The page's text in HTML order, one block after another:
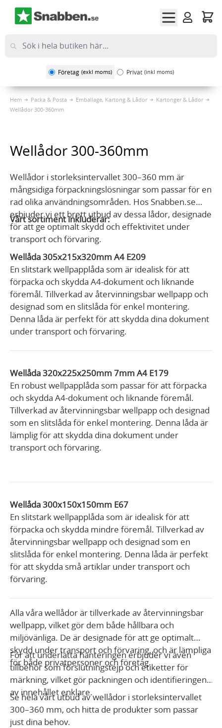
Företag (exkl moms) Privat (inkl moms)
Hem Packa & Posta Emballage, Kartong & Lådor
Kartonger & Lådor
Wellådor 300-360mm
Wellådor 300-360mm
Wellådor i storleksintervallet 300–360 mm är
mångsidiga förpackningslösningar som passar för en
rad olika användningsområden. Hos Snabben.se
erbjuder vi ett brett utbud av dessa lådor, designade
för att ge optimalt skydd och effektivitet under
transport och förvaring.
Vårt sortiment inkluderar:
Wellåda 305x215x320mm A4 E209
En slitstark wellpapplåda som är idealisk för att
förpacka och skydda A4-dokument och liknande
föremål. Tillverkad av återvinningsbar wellpapp och
designad som en slitslåda för enkel montering.
Denna låda är perfekt för att skydda dina dokument
under transport och förvaring.
Wellåda 320x225x250mm 7mm A4 E179
En robust wellpapplåda som passar för att förpacka
och skydda A4-dokument och liknande föremål.
Tillverkad av återvinningsbar wellpapp och designad
som en slitslåda för enkel montering. Denna låda är
lämplig för att skydda dina dokument under
transport och förvaring.
Wellåda 300x150x150mm E67
En slitstark wellpapplåda som är idealisk för att
förpacka och skydda mindre föremål. Tillverkad av
återvinningsbar wellpapp och designad som en
slitslåda för enkel montering. Denna låda är perfekt
för att skydda små artiklar under transport och
förvaring.
Alla våra wellådor är tillverkade av återvinningsbar
wellpapp, vilket gör dem både hållbara och
miljövänliga. De är designade för att ge optimalt
skydd under transport och förvaring, och är lämpliga
för både privatpersoner och företag.
För att underlätta hanteringen erbjuder vi även
tillbehör som förslutningstejp och etiketter för
märkning, vilket gör packningen och identifieringen
av innehållet enklare.
Se hela vårt utbud av wellådor i storleksintervallet
300–360 mm, och hitta de produkter som passar
just dina behov.